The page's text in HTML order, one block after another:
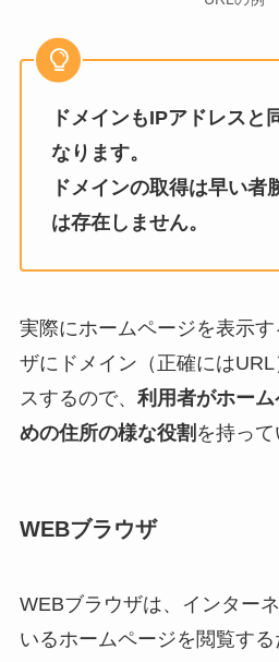
ドメインもIPアドレスと
なります。
ドメインの取得は早い者
は存在しません。
実際にホームページを表示
ザにドメイン（正確には
スするので、 利用者がホー
めの住所の様な役割 を持って
WEBブラウザ
WEBブラウザは、インター
いるホームページを閲覧す